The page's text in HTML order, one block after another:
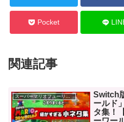
Pocket
関連記事
Switch
ールド
タ集！